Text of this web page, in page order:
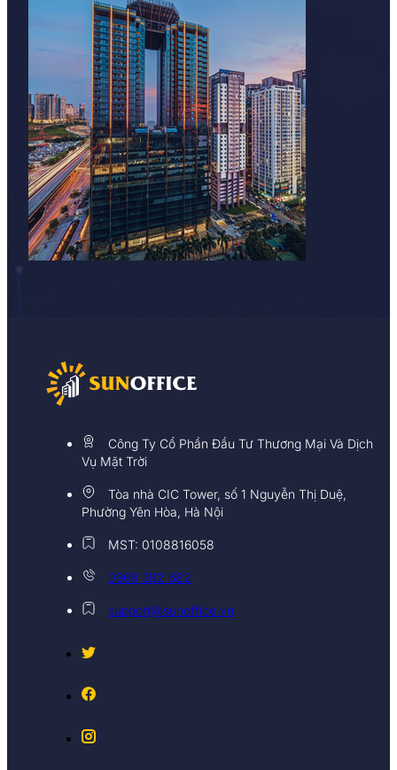
Xem thêm
Công Ty Cổ Phần Đầu Tư Thương Mại Và Dịch
Vụ Mặt Trời
Tòa nhà CIC Tower, số 1 Nguyễn Thị Duệ,
Phường Yên Hòa, Hà Nội
MST: 0108816058
0968 382 682
support@sunoffice.vn